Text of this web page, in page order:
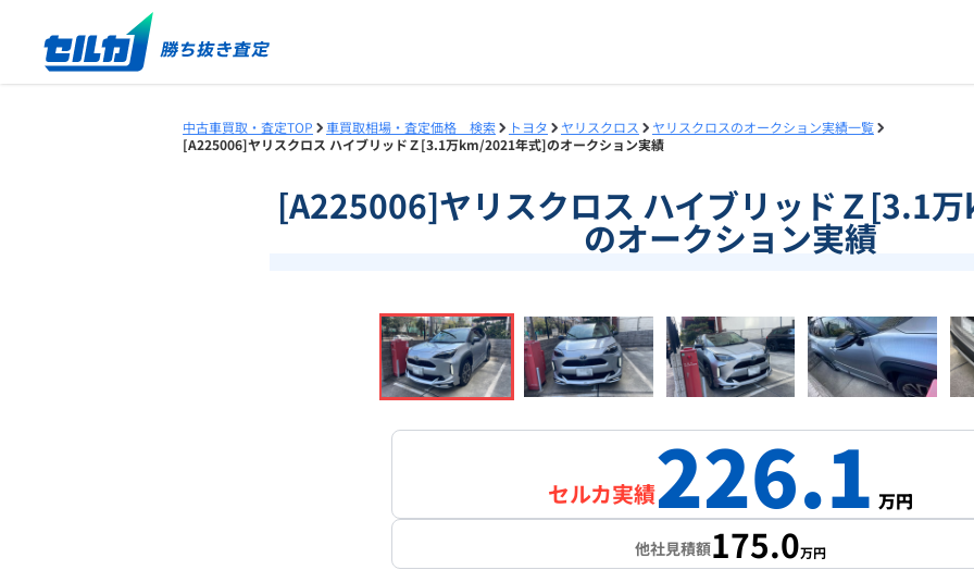
中古車買取・査定TOP 車買取相場・査定価格 検索 トヨタ ヤリスクロス
ヤリスクロスのオークション実績一覧
[A225006]ヤリスクロス ハイブリッドＺ[3.1万km/2021年式]のオークション実績
[A225006]ヤリスクロス ハイブリッドＺ[3.1
のオークション実績
セルカ実績226.1 万円
他社見積額175.0万円